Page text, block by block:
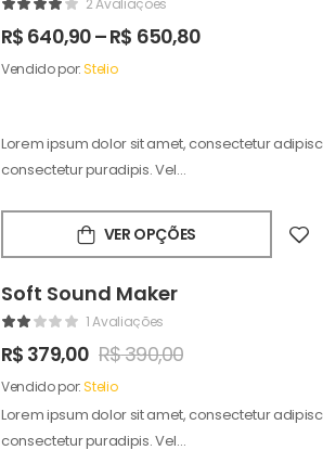
R$ 640,90–R$ 650,80
Vendido por:Stelio
Lorem ipsum dolor sit amet, consectetur
consectetur puradipis. Vel…
VER OPÇÕES
Soft Sound Maker
1 Avaliações
R$ 379,00 R$390,00
Vendido por:Stelio
Lorem ipsum dolor sit amet, consectetur
consectetur puradipis. Vel…